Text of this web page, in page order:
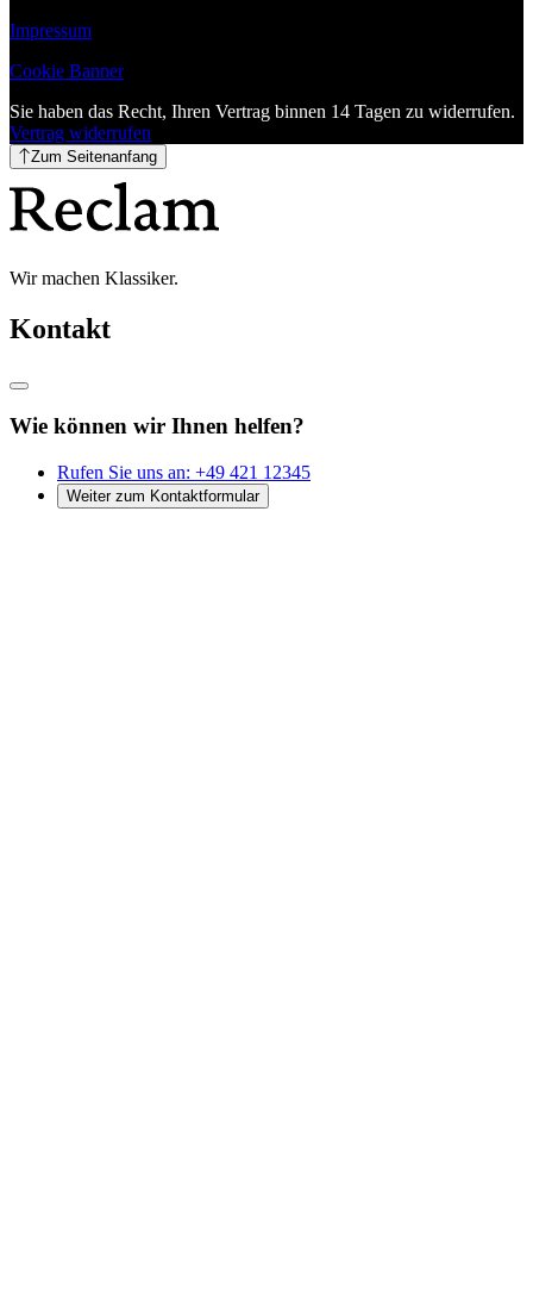
Impressum
Cookie Banner
Sie haben das Recht, Ihren Vertrag binnen 14 Tagen zu widerrufen.
Vertrag widerrufen
Zum Seitenanfang
Wir machen Klassiker.
Kontakt
Wie können wir Ihnen helfen?
Rufen Sie uns an: +49 421 12345